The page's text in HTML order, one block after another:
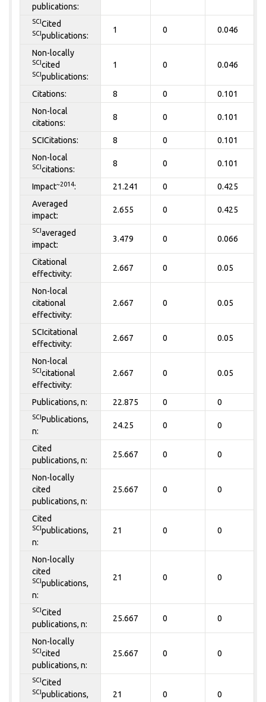
publications:
SCICited
SCIpublications:
1 0 0.046
Non-locally
SCIcited
SCIpublications:
1 0 0.046
Citations: 8 0 0.101
Non-local
citations:
8 0 0.101
SCICitations: 8 0 0.101
Non-local
SCIcitations:
8 0 0.101
Impact~2014: 21.241 0 0.425
Averaged
impact:
2.655 0 0.425
SCIaveraged
impact:
3.479 0 0.066
Citational
effectivity:
2.667 0 0.05
Non-local
citational
effectivity:
2.667 0 0.05
SCIcitational
effectivity:
2.667 0 0.05
Non-local
SCIcitational
effectivity:
2.667 0 0.05
Publications, n: 22.875 0 0
SCIPublications,
n:
24.25 0 0
Cited
publications, n:
25.667 0 0
Non-locally
cited
publications, n:
25.667 0 0
Cited
SCIpublications,
n:
21 0 0
Non-locally
cited
SCIpublications,
n:
21 0 0
SCICited
publications, n:
25.667 0 0
Non-locally
SCIcited
publications, n:
25.667 0 0
SCICited
SCIpublications,
21 0 0